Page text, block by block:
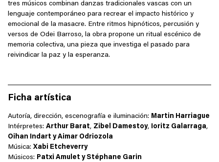
tres músicos combinan danzas tradicionales vascas con un
lenguaje contemporáneo para recrear el impacto histórico y
emocional de la masacre. Entre ritmos hipnóticos, percusión y
versos de Odei Barroso, la obra propone un ritual escénico de
memoria colectiva, una pieza que investiga el pasado para
reivindicar la paz y la esperanza.
Ficha artística
Autoría, dirección, escenografía e iluminación: Martin Harriague
Intérpretes: Arthur Barat, Zibel Damestoy, Ioritz Galarraga,
Oihan Indart y Aimar Odriozola
Música: Xabi Etcheverry
Músicos: Patxi Amulet y Stéphane Garin